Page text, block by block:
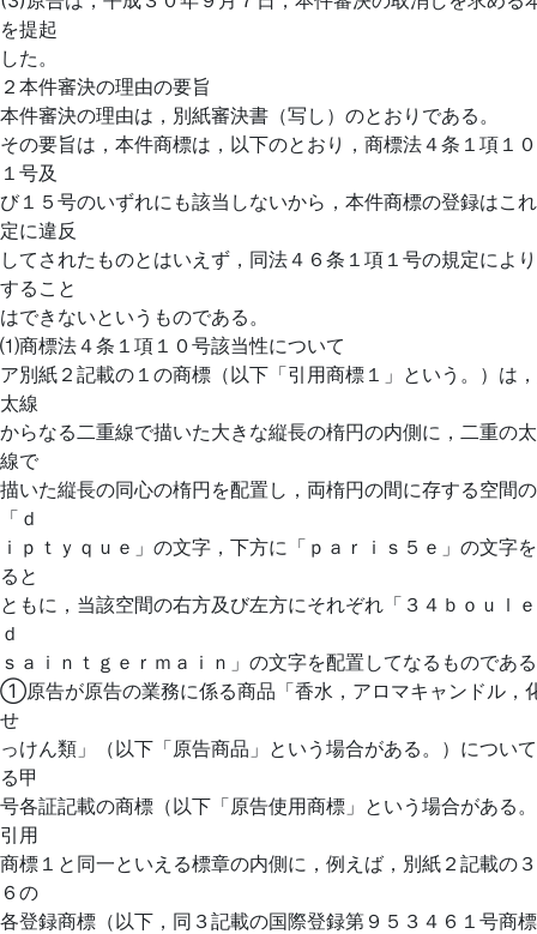
を提起
した。
２本件審決の理由の要旨
本件審決の理由は，別紙審決書（写し）のとおりである。
その要旨は，本件商標は，以下のとおり，商標法４条１項１
１号及
び１５号のいずれにも該当しないから，本件商標の登録はこ
定に違反
してされたものとはいえず，同法４６条１項１号の規定によ
すること
はできないというものである。
⑴商標法４条１項１０号該当性について
ア別紙２記載の１の商標（以下「引用商標１」という。）は
太線
からなる二重線で描いた大きな縦長の楕円の内側に，二重の
線で
描いた縦長の同心の楕円を配置し，両楕円の間に存する空間
「ｄ
ｉｐｔｙｑｕｅ」の文字，下方に「ｐａｒｉｓ５ｅ」の文字
ると
ともに，当該空間の右方及び左方にそれぞれ「３４ｂｏｕｌ
ｄ
ｓａｉｎｔｇｅｒｍａｉｎ」の文字を配置してなるものであ
①原告が原告の業務に係る商品「香水，アロマキャンドル，
せ
っけん類」（以下「原告商品」という場合がある。）につい
る甲
号各証記載の商標（以下「原告使用商標」という場合がある
引用
商標１と同一といえる標章の内側に，例えば，別紙２記載の
６の
各登録商標（以下，同３記載の国際登録第９５３４６１号商